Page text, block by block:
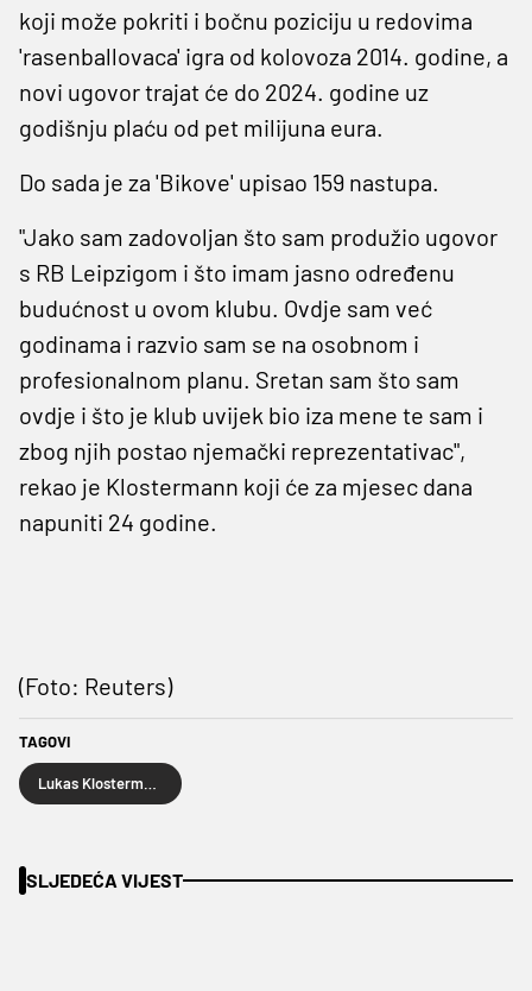
koji može pokriti i bočnu poziciju u redovima
'rasenballovaca' igra od kolovoza 2014. godine, a
novi ugovor trajat će do 2024. godine uz
godišnju plaću od pet milijuna eura.
Do sada je za 'Bikove' upisao 159 nastupa.
"Jako sam zadovoljan što sam produžio ugovor
s RB Leipzigom i što imam jasno određenu
budućnost u ovom klubu. Ovdje sam već
godinama i razvio sam se na osobnom i
profesionalnom planu. Sretan sam što sam
ovdje i što je klub uvijek bio iza mene te sam i
zbog njih postao njemački reprezentativac",
rekao je Klostermann koji će za mjesec dana
napuniti 24 godine.
(Foto: Reuters)
TAGOVI
SLJEDEĆA VIJEST